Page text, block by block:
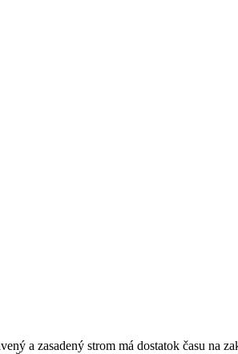
a zasadený strom má dostatok času na